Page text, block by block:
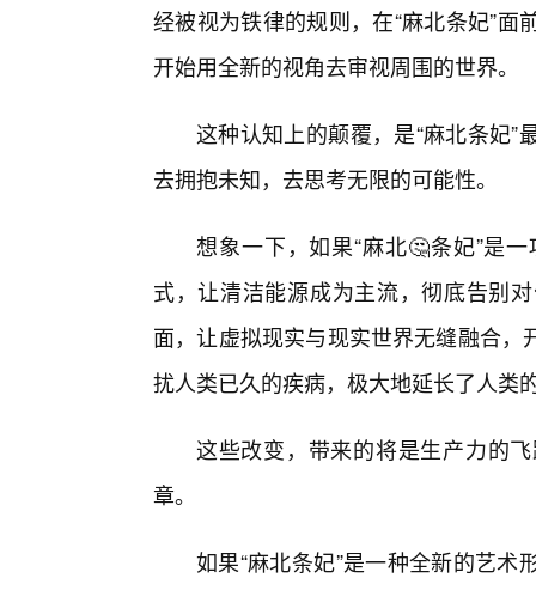
经被视为铁律的规则，在“麻北条妃”
开始用全新的视角去审视周围的世界。
这种认知上的颠覆，是“麻北条妃
去拥抱未知，去思考无限的可能性。
想象一下，如果“麻北🤔条妃”是
式，让清洁能源成为主流，彻底告别
面，让虚拟现实与现实世界无缝融合
扰人类已久的疾病，极大地延长了人类
这些改变，带来的将是生产力的
章。
如果“麻北条妃”是一种全新的艺